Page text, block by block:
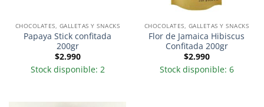
CHOCOLATES, GALLETAS Y SNACKS
Papaya Stick confitada
200gr
$2.990
Stock disponible: 2
CHOCOLATES, GALLETAS Y SNACKS
Flor de Jamaica Hibiscus
Confitada 200gr
$2.990
Stock disponible: 6